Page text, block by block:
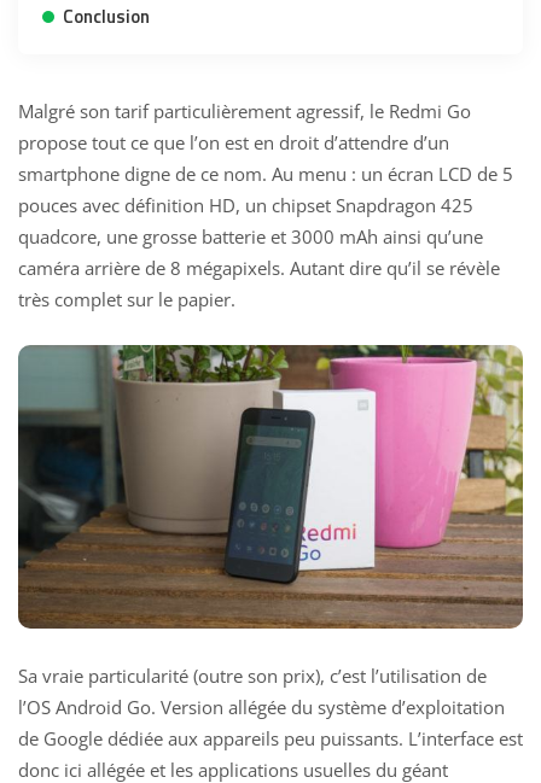
Conclusion
Malgré son tarif particulièrement agressif, le Redmi Go
propose tout ce que l’on est en droit d’attendre d’un
smartphone digne de ce nom. Au menu : un écran LCD de 5
pouces avec définition HD, un chipset Snapdragon 425
quadcore, une grosse batterie et 3000 mAh ainsi qu’une
caméra arrière de 8 mégapixels. Autant dire qu’il se révèle
très complet sur le papier.
Sa vraie particularité (outre son prix), c’est l’utilisation de
l’OS Android Go. Version allégée du système d’exploitation
de Google dédiée aux appareils peu puissants. L’interface est
donc ici allégée et les applications usuelles du géant